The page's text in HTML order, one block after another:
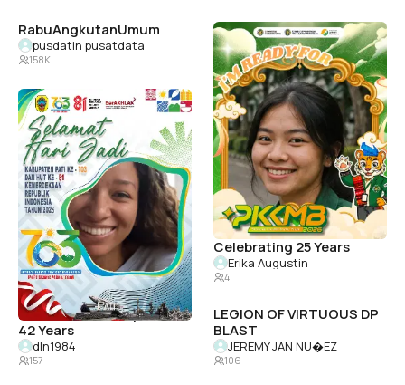
RabuAngkutanUmum
pusdatin pusatdata
158K
PKKMB USU 2026
Person Behind
5.6K
HARI JADI KABUPATEN
PATI KE-703
Adhim Pratama
1.2K
I will be there
boston kiz
6
2026 Cluster
The Dynamic Southern Region of Delta Sigma Theta Sorority, Inc.
1.4K
TEAM NI-KI
Valentina
112
Violet Vortex (Grade 12)
Yssha Galvez
67
Celebrating 25 Years
Erika Augustin
4
El Shaddai Dwxi Ppfi Inc.
42 Years
dln1984
157
LEGION OF VIRTUOUS DP
BLAST
JEREMY JAN NU�EZ
106